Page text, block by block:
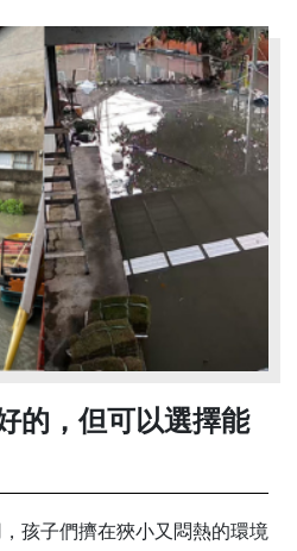
的，但可以選擇能
孩子們擠在狹小又悶熱的環境